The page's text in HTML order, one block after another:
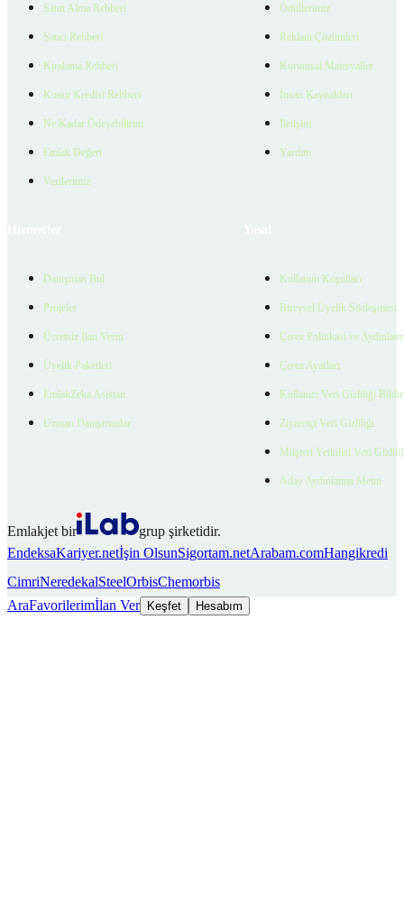
Satın Alma Rehberi
Satıcı Rehberi
Kiralama Rehberi
Konut Kredisi Rehberi
Ne Kadar Ödeyebilirim
Emlak Değeri
Verilerimiz
Ödüllerimiz
Reklam Çözümleri
Kurumsal Materyaller
İnsan Kaynakları
İletişim
Yardım
Danışman Bul
Projeler
Ücretsiz İlan Verin
Üyelik Paketleri
EmlakZeka Asistan
Uzman Danışmanlar
Kullanım Koşulları
Bireysel Üyelik Sözleşmesi
Çerez Politikası ve
Çerez Ayarları
Kullanıcı Veri Gizliliği
Ziyaretçi Veri Gizliliği
Müşteri Yetkilisi Veri
Aday Aydınlatma Metni
Emlakjet bir
grup şirketidir.
EndeksaKariyer.netİşin OlsunSigortam.netArabam.comHangikredi
CimriNeredekalSteelOrbisChemorbis
AraFavorilerimİlan Ver Keşfet Hesabım